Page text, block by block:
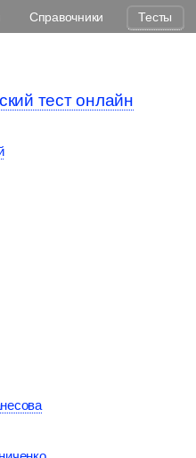
Справочники Тесты
тест онлайн